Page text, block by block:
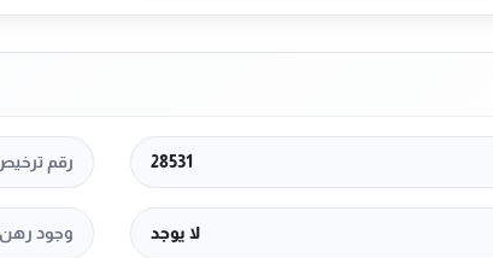
28531 رقم
لا يوجد وجود